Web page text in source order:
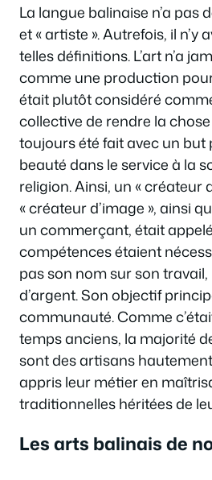
La langue balinaise n’a pas
et « artiste ». Autrefois, il n’y
telles définitions. L’art n’a
comme une production
était plutôt considéré
collective de rendre la chose
toujours été fait avec un but
beauté dans le service à la
religion. Ainsi, un « créateur
« créateur d’image », ainsi
un commerçant, était
compétences étaient
pas son nom sur son
d’argent. Son objectif
communauté. Comme
temps anciens, la majorité
sont des artisans
appris leur métier en
traditionnelles héritées de
Les arts balinais de